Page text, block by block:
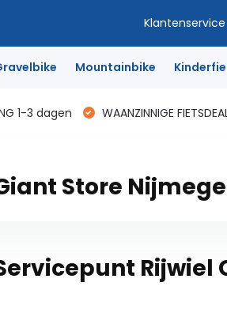
Klantenservice
Mountainbike
1-3 dagen WAANZINNIGE
Store
Rijwiel